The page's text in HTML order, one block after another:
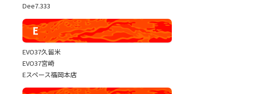
Dee7.333
E
EVO37久留米
EVO37宮崎
Eスペース福岡本店